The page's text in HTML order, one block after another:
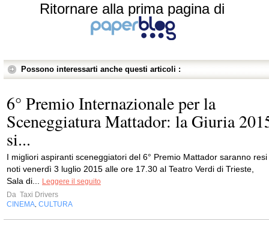
Ritornare alla prima pagina di
Possono interessarti anche questi articoli :
6° Premio Internazionale per la
Sceneggiatura Mattador: la Giuria
si...
I migliori aspiranti sceneggiatori del 6° Premio Mattador saranno resi
noti venerdì 3 luglio 2015 alle ore 17.30 al Teatro Verdi di Trieste,
Sala di...
Leggere il seguito
Da Taxi Drivers
CINEMA CULTURA